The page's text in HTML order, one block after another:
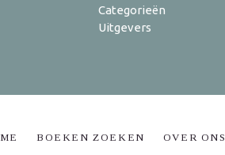
Categorieën
Uitgevers
BOEKEN ZOEKEN OVER ONS